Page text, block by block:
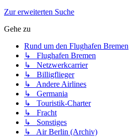
Zur erweiterten Suche
Gehe zu
Rund um den Flughafen Bremen
↳ Flughafen Bremen
↳ Netzwerkcarrier
↳ Billigflieger
↳ Andere Airlines
↳ Germania
↳ Touristik-Charter
↳ Fracht
↳ Sonstiges
↳ Air Berlin (Archiv)